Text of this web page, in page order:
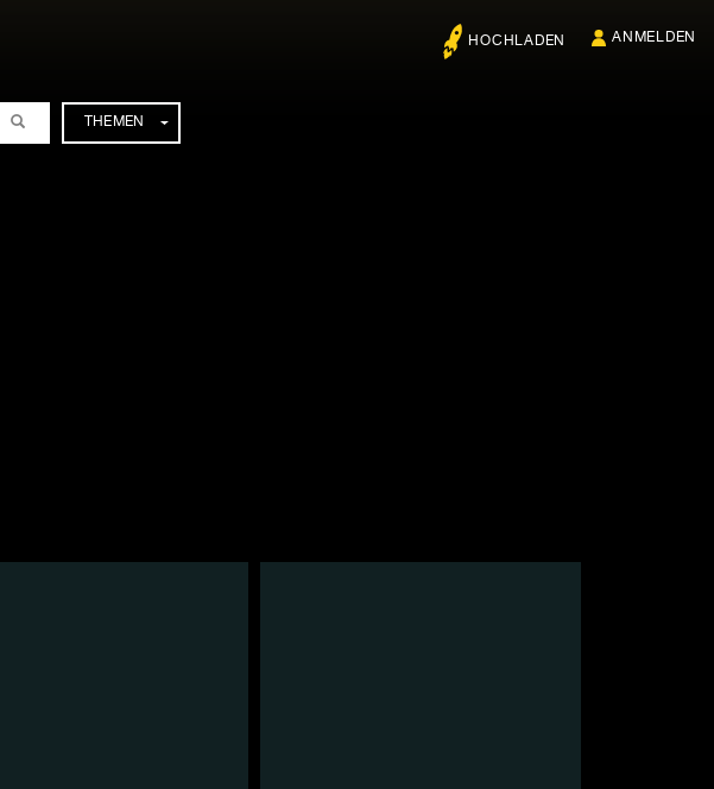
HOCHLADEN ANMELDEN
THEMEN